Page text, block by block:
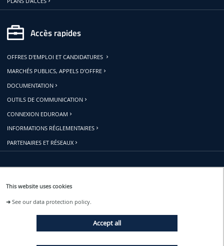
This website uses cookies
➜See our data protection policy.
Accept all
Accès rapides
OFFRES D'EMPLOI ET CANDIDATURES
MARCHÉS PUBLICS, APPELS D'OFFRE
DOCUMENTATION
OUTILS DE COMMUNICATION
CONNEXION EDUROAM
INFORMATIONS RÉGLEMENTAIRES
PARTENAIRES ET RÉSEAUX
ACTUALITÉS